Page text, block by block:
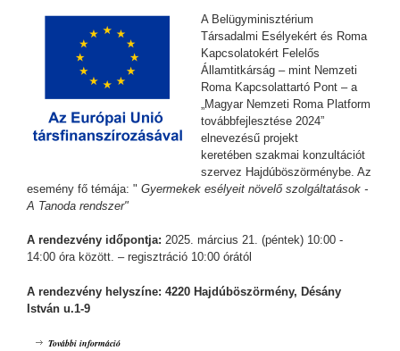
A Belügyminisztérium
Társadalmi Esélyekért és Roma
Kapcsolatokért Felelős
Államtitkárság – mint Nemzeti
Roma Kapcsolattartó Pont – a
„Magyar Nemzeti Roma Platform
továbbfejlesztése 2024”
elnevezésű projekt
keretében szakmai konzultációt
szervez Hajdúböszörménybe. Az
esemény fő témája: " Gyermekek esélyeit növelő szolgáltatások -
A Tanoda rendszer"
A rendezvény időpontja: 2025. március 21. (péntek) 10:00 -
14:00 óra között. – regisztráció 10:00 órától
A rendezvény helyszíne: 4220 Hajdúböszörmény, Désány
István u.1-9
További információ